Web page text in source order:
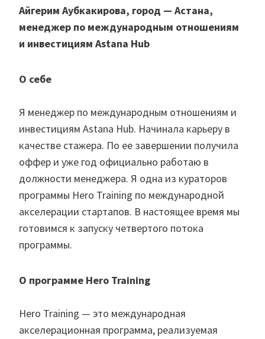
Айгерим Аубкакирова, город — Астана,
менеджер по международным отношениям
и инвестициям Astana Hub
О себе
Я менеджер по международным отношениям и
инвестициям Astana Hub. Начинала карьеру в
качестве стажера. По ее завершении получила
оффер и уже год официально работаю в
должности менеджера. Я одна из кураторов
программы Hero Training по международной
акселерации стартапов. В настоящее время мы
готовимся к запуску четвертого потока
программы.
О программе Hero Training
Hero Training — это международная
акселерационная программа, реализуемая